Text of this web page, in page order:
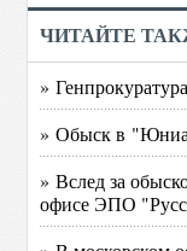
ЧИТАЙТЕ
»
» Обыск в
» Вслед за
офисе ЭПО